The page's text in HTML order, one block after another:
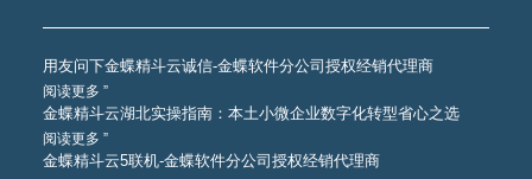
用友问下金蝶精斗云诚信-金蝶软件分公司授权经销代理商
阅读更多 ”
金蝶精斗云湖北实操指南：本土小微企业数字化转型省心之选
阅读更多 ”
金蝶精斗云5联机-金蝶软件分公司授权经销代理商